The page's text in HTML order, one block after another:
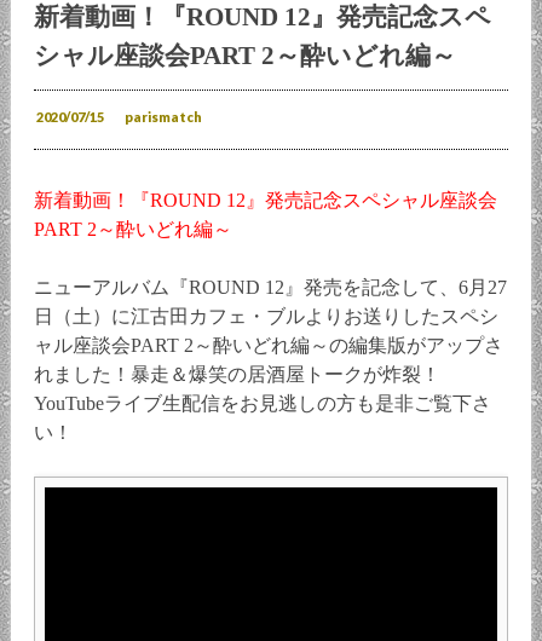
新着動画！『ROUND 12』発売記念スペ
シャル座談会PART 2～酔いどれ編～
2020/07/15 parismatch
新着動画！『ROUND 12』発売記念スペシャル座談会
PART 2～酔いどれ編～
ニューアルバム『ROUND 12』発売を記念して、6月27
日（土）に江古田カフェ・ブルよりお送りしたスペシ
ャル座談会PART 2～酔いどれ編～の編集版がアップさ
れました！暴走＆爆笑の居酒屋トークが炸裂！
YouTubeライブ生配信をお見逃しの方も是非ご覧下さ
い！